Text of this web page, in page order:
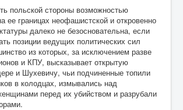
польской стороны возможностью
ее границах неофашистской и откровенно
далеко не безосновательна, если
позиции ведущих политических сил
из которых, за исключением разве
и КПУ, высказывает открытую
и Шухевичу, чьи подчиненные топили
в колодцах, измывались над
перед их убийством и разрубали